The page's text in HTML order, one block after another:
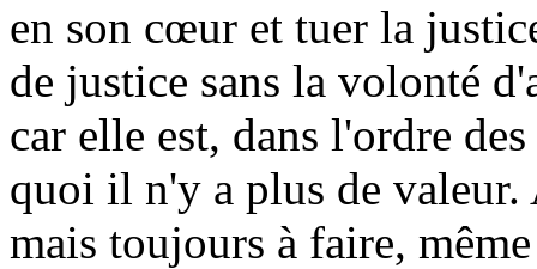
en son cœur et tuer la
de justice sans la volonté
car elle est, dans l'ordre
quoi il n'y a plus de
mais toujours à faire,